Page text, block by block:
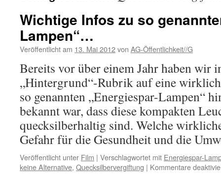
Wichtige Infos zu so
Lampen“…
Veröffentlicht am 13. Mai 2012von AG-Öffentlichkeit//G
Bereits vor über einem Jahr haben wir
„Hintergrund“-Rubrik auf eine
so genannten „Energiespar-Lampen“
bekannt war, dass diese kompakten
quecksilberhaltig sind. Welche
Gefahr für die Gesundheit und die
Veröffentlicht unter Film | Verschlagwortet mit Energiespar-
keine Alternative, Quecksilbervergiftung | Kommentare